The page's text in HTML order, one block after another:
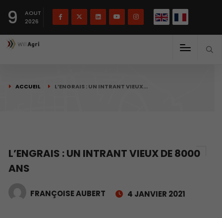
9
AOUT
2026
ACCUEIL L’ENGRAIS : UN INTRANT VIEUX…
L’ENGRAIS : UN INTRANT VIEUX DE 8000
ANS
FRANÇOISE AUBERT 4 JANVIER 2021
Français English(English)